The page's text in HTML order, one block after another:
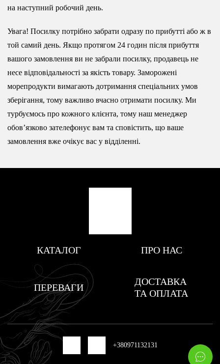
на наступний робочий день.
Увага! Посилку потрібно забрати одразу по прибутті або ж в
той самий день. Якщо протягом 24 годин після прибуття
вашого замовлення ви не забрали посилку, продавець не
несе відповідальності за якість товару. Заморожені
морепродукти вимагають дотримання спеціальних умов
зберігання, тому важливо вчасно отримати посилку. Ми
турбуємось про кожного клієнта, тому наш менеджер
обовʼязково зателефонує вам та сповістить, що ваше
замовлення вже очікує вас у відділенні.
КАТАЛОГ ПРО НАС
ПЕРЕВАГИ
ДОСТАВКА
ТА ОПЛАТА
+380971132131
ДО КАТАЛОГУ